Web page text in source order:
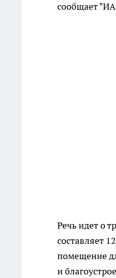
сообщает
Речь идет о
составляет
помещение
и